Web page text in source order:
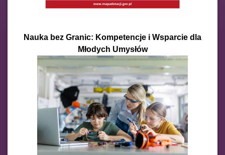
Nauka bez Granic: Kompetencje i Wsparcie dla
Młodych Umysłów